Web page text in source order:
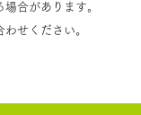
合があります。
せください。​